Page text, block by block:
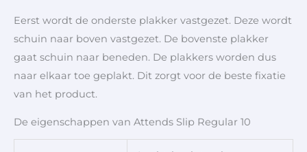
Eerst wordt de onderste plakker vastgezet. Deze wordt
schuin naar boven vastgezet. De bovenste plakker
gaat schuin naar beneden. De plakkers worden dus
naar elkaar toe geplakt. Dit zorgt voor de beste fixatie
van het product.
De eigenschappen van Attends Slip Regular 10